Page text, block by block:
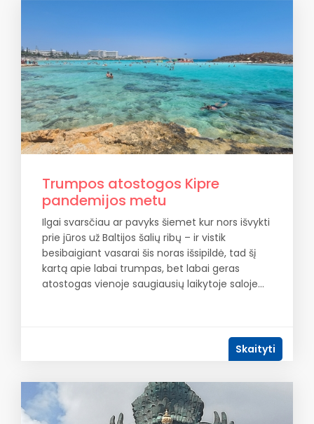
Trumpos atostogos Kipre
pandemijos metu
Ilgai svarsčiau ar pavyks šiemet kur nors išvykti
prie jūros už Baltijos šalių ribų – ir vistik
besibaigiant vasarai šis noras išsipildė, tad šį
kartą apie labai trumpas, bet labai geras
atostogas vienoje saugiausių laikytoje saloje…
Skaityti